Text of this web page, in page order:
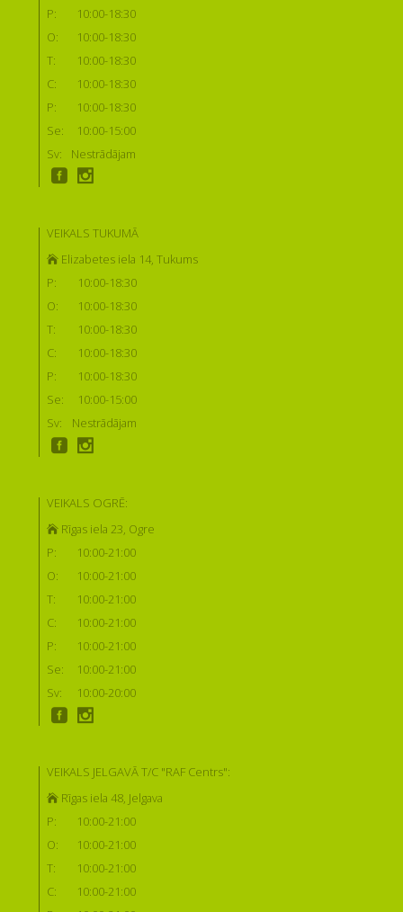
P:
10:00-18:30
O:
10:00-18:30
T:
10:00-18:30
C:
10:00-18:30
P:
10:00-18:30
Se:
10:00-15:00
Sv:
Nestrādājam
VEIKALS TUKUMĀ
Elizabetes iela 14, Tukums
P:
10:00-18:30
O:
10:00-18:30
T:
10:00-18:30
C:
10:00-18:30
P:
10:00-18:30
Se:
10:00-15:00
Sv:
Nestrādājam
VEIKALS OGRĒ:
Rīgas iela 23, Ogre
P:
10:00-21:00
O:
10:00-21:00
T:
10:00-21:00
C:
10:00-21:00
P:
10:00-21:00
Se:
10:00-21:00
Sv:
10:00-20:00
VEIKALS JELGAVĀ T/C "RAF Centrs":
Rīgas iela 48, Jelgava
P:
10:00-21:00
O:
10:00-21:00
T:
10:00-21:00
C:
10:00-21:00